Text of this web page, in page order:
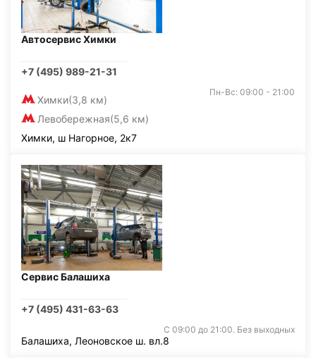
Автосервис Химки
+7 (495) 989-21-31
Химки(3,8 км)
Левобережная(5,6 км)
Пн-Вс: 09:00 - 21:00
Химки, ш Нагорное, 2к7
Сервис Балашиха
+7 (495) 431-63-63
С 09:00 до 21:00. Без выходных
Балашиха, Леоновское ш. вл.8